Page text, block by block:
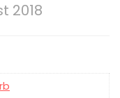
2018